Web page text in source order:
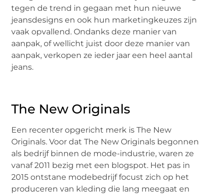
tegen de trend in gegaan met hun nieuwe
jeansdesigns en ook hun marketingkeuzes zijn
vaak opvallend. Ondanks deze manier van
aanpak, of wellicht juist door deze manier van
aanpak, verkopen ze ieder jaar een heel aantal
jeans.
The New Originals
Een recenter opgericht merk is The New
Originals. Voor dat The New Originals begonnen
als bedrijf binnen de mode-industrie, waren ze
vanaf 2011 bezig met een blogspot. Het pas in
2015 ontstane modebedrijf focust zich op het
produceren van kleding die lang meegaat en